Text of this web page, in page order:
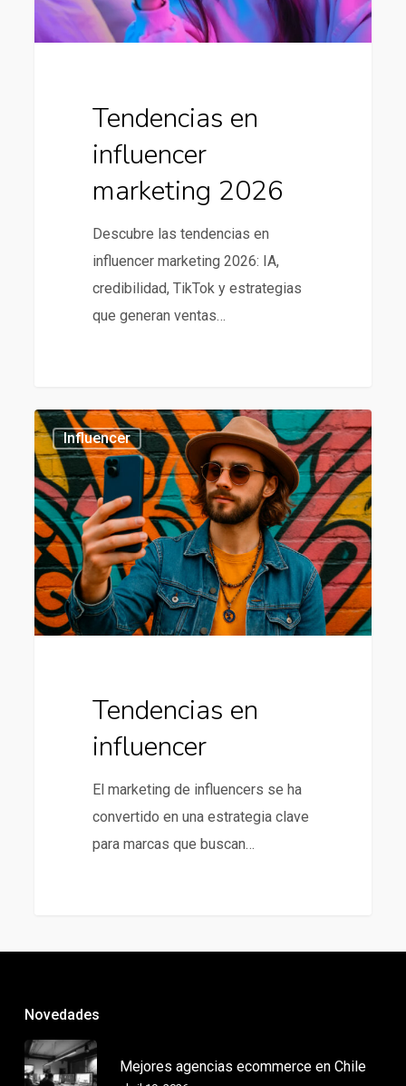
Tendencias en
influencer
marketing 2026
Descubre las tendencias en
influencer marketing 2026: IA,
credibilidad, TikTok y estrategias
que generan ventas…
Tendencias
en
influencer
Influencer
Tendencias en
influencer
El marketing de influencers se ha
convertido en una estrategia clave
para marcas que buscan…
435
Novedades
Mejores agencias ecommerce en Chile